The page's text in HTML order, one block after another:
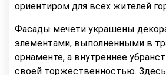
ориентиром для всех жителей
Фасады мечети украшены
элементами, выполненными в
орнаменте, а внутреннее
своей торжественностью.